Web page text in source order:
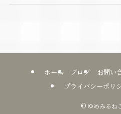
ホーム ブログ お問い
プライバシーポリ
©ゆめみるね